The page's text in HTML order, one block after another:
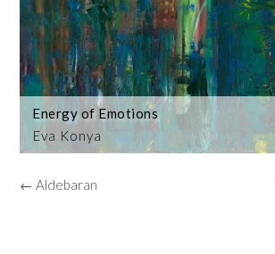
Eva Konya
Energy of Emotions
← Aldebaran